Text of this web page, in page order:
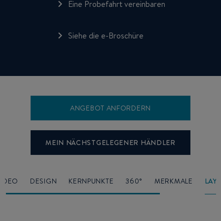
Eine Probefahrt vereinbaren
Siehe die e-Broschüre
ANGEBOT ANFORDERN
MEIN NÄCHSTGELEGENER HÄNDLER
DESIGN KERNPUNKTE 360° MERKMALE